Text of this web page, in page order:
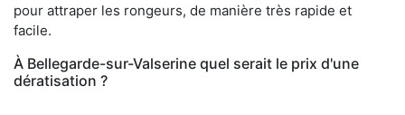
pour attraper les rongeurs, de manière très rapide et
facile.
À Bellegarde-sur-Valserine quel serait le prix d'une
dératisation ?